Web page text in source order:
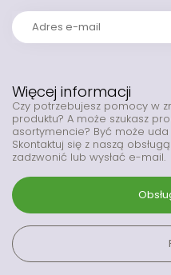
Więcej informacji
Czy potrzebujesz pomocy w
produktu? A może szukasz
asortymencie? Być może
Skontaktuj się z naszą
zadzwonić lub wysłać e-mail.